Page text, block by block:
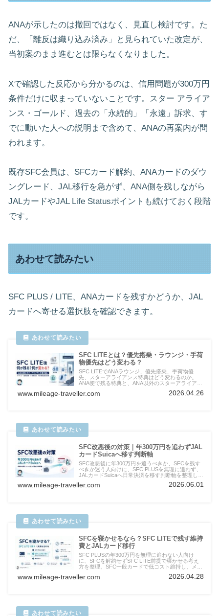
ANAが示したのは撤回ではなく、見直し検討です。た
だ、「離反は織り込み済み」と見られていた改定が、
当初案のまま進むとは限らなくなりました。
Xで確認した反応から分かるのは、信用問題が300万円
条件だけに収まっていないことです。スター アライア
ンス・ゴールド、過去の「永続的」「永遠」訴求、す
でに動いた人への説明まで含めて、ANAの再案内が問
われます。
既存SFC会員は、SFCカード解約、ANAカードのダウ
ングレード、JAL移行を急がず、ANA側を残しながら
JALカードやJAL Life Statusポイントも続けておく段階
です。
あわせて読みたい
SFC PLUS / LITE、ANAカードを残すかどうか、JAL
カードへ寄せる選択肢を確認できます。
SFC LITEとは？優先搭乗・ラウンジ・手荷
物優先はどう変わる？
SFC LITEでANAラウンジ、優先搭乗、手荷物優
先、スターアライアンス特典はどう変わるのか。
ANA便で残る特典と、ANA以外のスターアライアン
www.mileage-traveller.com 2026.04.26
SFC改悪後の対策｜年300万円を追わずJAL
カードSuicaへ移す判断軸
SFC改悪後に年300万円を追うべきか、SFCを残す
べきか迷う人向けに、SFC PLUSを無理に追わず、
JALカードSuicaへ日常決済を移す判断軸を整理しま
www.mileage-traveller.com 2026.06.01
SFCを寝かせるなら？SFC LITEで残す維持
費とJALカード移行
SFC PLUSの年300万円を無理に追わない人向け
に、SFCを解約せずSFC LITE前提で寝かせる考え
方を整理。SFC一般カードで低コスト維持し、メイ
積み上げる流れを解説します。
www.mileage-traveller.com 2026.04.28